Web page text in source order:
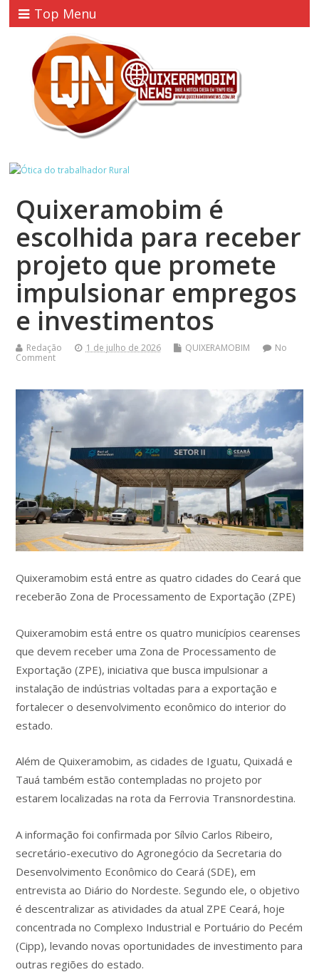
Top Menu
Quixeramobim é
escolhida para receber
projeto que promete
impulsionar empregos
e investimentos
Redação 1 de julho de 2026 QUIXERAMOBIM
No
Comment
Quixeramobim está entre as quatro cidades do Ceará que
receberão Zona de Processamento de Exportação (ZPE)
Quixeramobim está entre os quatro municípios cearenses
que devem receber uma Zona de Processamento de
Exportação (ZPE), iniciativa que busca impulsionar a
instalação de indústrias voltadas para a exportação e
fortalecer o desenvolvimento econômico do interior do
estado.
Além de Quixeramobim, as cidades de Iguatu, Quixadá e
Tauá também estão contempladas no projeto por
estarem localizadas na rota da Ferrovia Transnordestina.
A informação foi confirmada por Sílvio Carlos Ribeiro,
secretário-executivo do Agronegócio da Secretaria do
Desenvolvimento Econômico do Ceará (SDE), em
entrevista ao Diário do Nordeste. Segundo ele, o objetivo
é descentralizar as atividades da atual ZPE Ceará, hoje
concentrada no Complexo Industrial e Portuário do Pecém
(Cipp), levando novas oportunidades de investimento para
outras regiões do estado.